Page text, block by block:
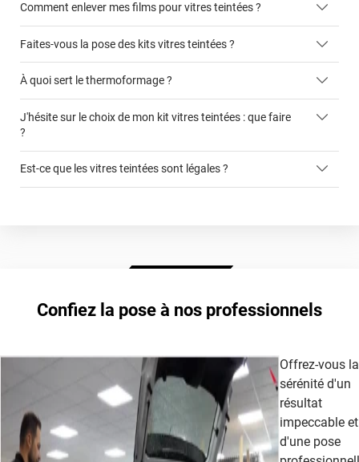
Comment enlever mes films pour vitres teintées ?
ici
Faites-vous la pose des kits vitres teintées ?
kits vitres teintées
À quoi sert le thermoformage ?
faciliter la pose du film sur la vitre
J'hésite sur le choix de mon kit vitres teintées : que faire
?
Est-ce que les vitres teintées sont légales ?
Extrême Clair 70
Confiez la pose à nos professionnels
Offrez-vous la
sérénité d'un
résultat
impeccable et
d'une pose